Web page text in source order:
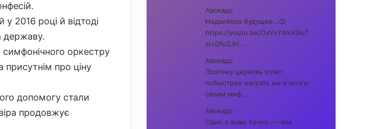
2016 році й відтоді
державу.
оркестру
присутнім про ціну
допомогу стали
продовжує
Авокадо
Недалёкое будущее...😉
https://youtu.be/OvVxY4mX3io?
si=Dfu2JH...
Авокадо
Поэтому церковь хочет
побыстрее насрать им в мозги
своим миф...
Авокадо
Одно я знаю точно — чем